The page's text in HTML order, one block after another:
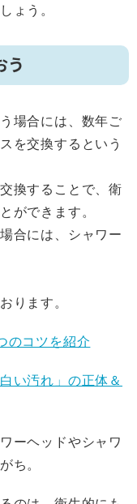
ょう。
う
場合には、数年ご
を交換するという
換することで、衛
ができます。
合には、シャワー
ります。
のコツを紹介
い汚れ」の正体＆
ーヘッドやシャワ
ち。